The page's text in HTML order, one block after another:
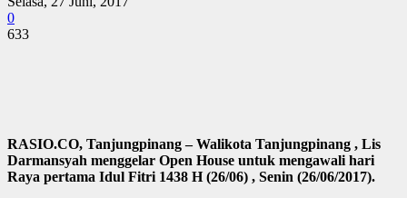
0
633
RASIO.CO, Tanjungpinang – Walikota Tanjungpinang , Lis
Darmansyah menggelar Open House untuk mengawali hari
Raya pertama Idul Fitri 1438 H (26/06) , Senin (26/06/2017).